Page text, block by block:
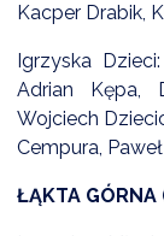
Kacper Drabik,
Igrzyska
Adrian Kępa,
Wojciech
Cempura,
ŁĄKTA